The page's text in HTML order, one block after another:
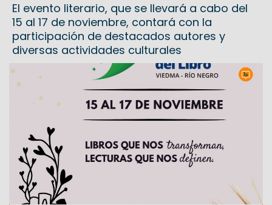
El evento literario, que se llevará a cabo del
15 al 17 de noviembre, contará con la
participación de destacados autores y
diversas actividades culturales